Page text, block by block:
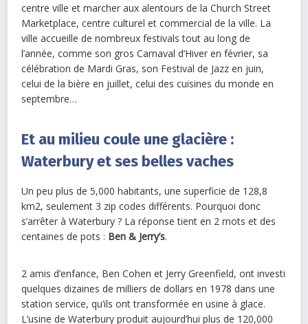
centre ville et marcher aux alentours de la Church Street
Marketplace, centre culturel et commercial de la ville. La
ville accueille de nombreux festivals tout au long de
l’année, comme son gros Carnaval d’Hiver en février, sa
célébration de Mardi Gras, son Festival de Jazz en juin,
celui de la bière en juillet, celui des cuisines du monde en
septembre…
Et au milieu coule une glacière :
Waterbury et ses belles vaches
Un peu plus de 5,000 habitants, une superficie de 128,8
km2, seulement 3 zip codes différents. Pourquoi donc
s’arrêter à Waterbury ? La réponse tient en 2 mots et des
centaines de pots : Ben & Jerry’s.
2 amis d’enfance, Ben Cohen et Jerry Greenfield, ont investi
quelques dizaines de milliers de dollars en 1978 dans une
station service, qu’ils ont transformée en usine à glace.
L’usine de Waterbury produit aujourd’hui plus de 120,000